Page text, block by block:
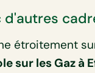
d'autres
étroitement
sur les Gaz à